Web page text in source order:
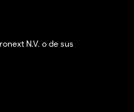
N.V. o de sus